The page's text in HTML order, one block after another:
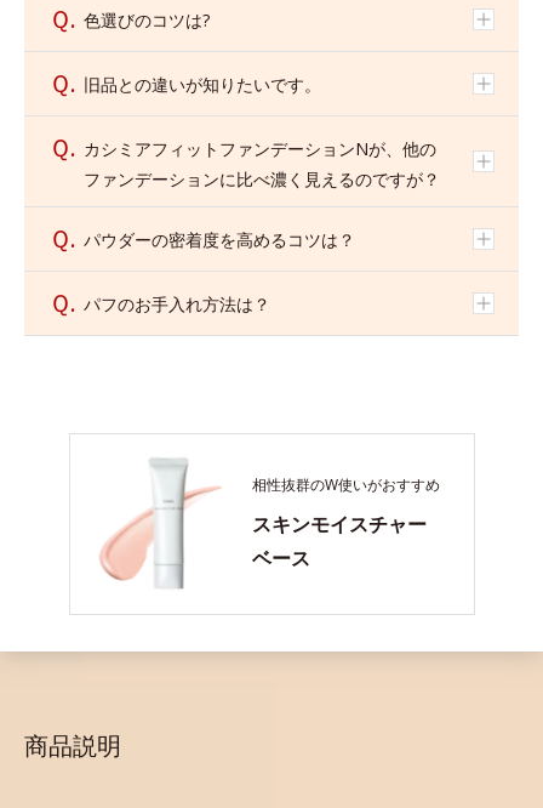
します。
使い終わったらケースの裏面の穴からピン先などで中皿を
押し上げ、新しいリフィルと取り替えてください。（イラ
スト②参照）
取り替える際は、ケース左側の枠内を軽く拭き取りを行っ
てから、リフィルを装着させてください。
ご注意
Ｑ. 色選びのコツは?
Ｑ. 旧品との違いが知りたいです。
Ｑ. カシミアフィットファンデーションNが、他の
ファンデーションに比べ濃く見えるのですが？
Ｑ. パウダーの密着度を高めるコツは？
Ｑ. パフのお手入れ方法は？
相性抜群のW使いがおすすめ
スキンモイスチャー
ベース
商品説明